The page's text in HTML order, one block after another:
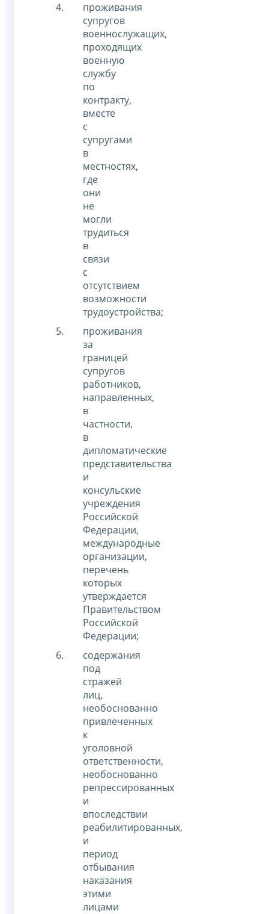
проживания
супругов
военнослужащих,
проходящих
военную
службу
по
контракту,
вместе
с
супругами
в
местностях,
где
они
не
могли
трудиться
в
связи
с
отсутствием
возможности
трудоустройства;
проживания
за
границей
супругов
работников,
направленных,
в
частности,
в
дипломатические
представительства
и
консульские
учреждения
Российской
Федерации,
международные
организации,
перечень
которых
утверждается
Правительством
Российской
Федерации;
содержания
под
стражей
лиц,
необоснованно
привлеченных
к
уголовной
ответственности,
необоснованно
репрессированных
и
впоследствии
реабилитированных,
и
период
отбывания
наказания
этими
лицами